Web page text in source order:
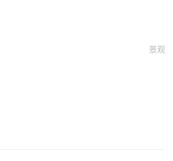
景观